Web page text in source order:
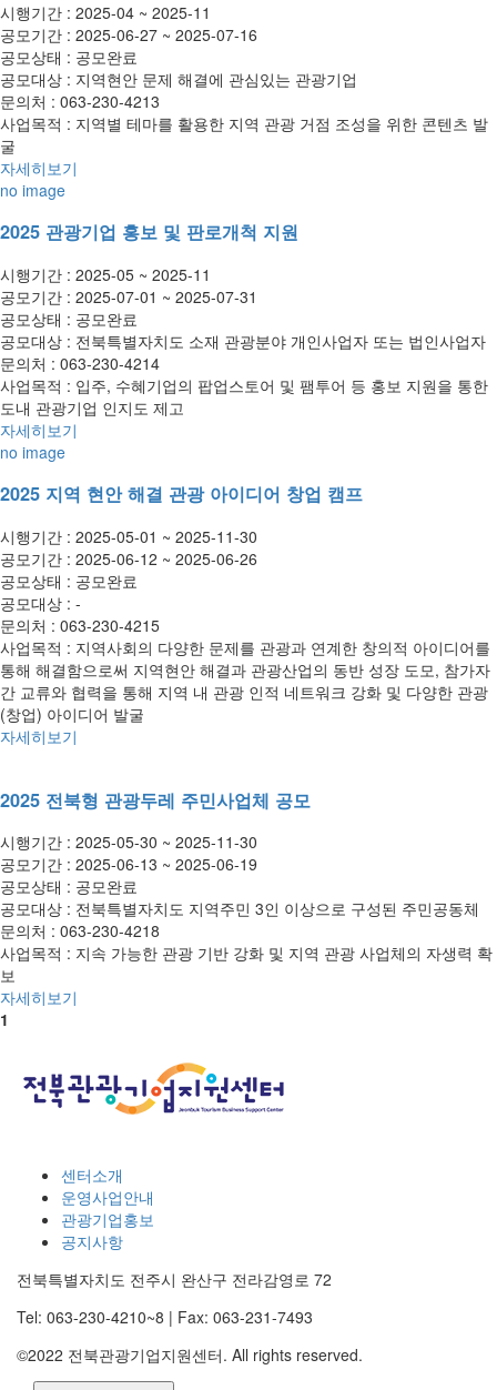
시행기간 : 2025-04 ~ 2025-11
공모기간 : 2025-06-27 ~ 2025-07-16
공모상태 : 공모완료
공모대상 : 지역현안 문제 해결에 관심있는 관광기업
문의처 : 063-230-4213
사업목적 : 지역별 테마를 활용한 지역 관광 거점 조성을 위한 콘텐츠 발
굴
자세히보기
no image
2025 관광기업 홍보 및 판로개척 지원
시행기간 : 2025-05 ~ 2025-11
공모기간 : 2025-07-01 ~ 2025-07-31
공모상태 : 공모완료
공모대상 : 전북특별자치도 소재 관광분야 개인사업자 또는 법인사업자
문의처 : 063-230-4214
사업목적 : 입주, 수혜기업의 팝업스토어 및 팸투어 등 홍보 지원을 통한
도내 관광기업 인지도 제고
자세히보기
no image
2025 지역 현안 해결 관광 아이디어 창업 캠프
시행기간 : 2025-05-01 ~ 2025-11-30
공모기간 : 2025-06-12 ~ 2025-06-26
공모상태 : 공모완료
공모대상 : -
문의처 : 063-230-4215
사업목적 : 지역사회의 다양한 문제를 관광과 연계한 창의적 아이디어를
통해 해결함으로써 지역현안 해결과 관광산업의 동반 성장 도모, 참가자
간 교류와 협력을 통해 지역 내 관광 인적 네트워크 강화 및 다양한 관광
(창업) 아이디어 발굴
자세히보기
2025 전북형 관광두레 주민사업체 공모
시행기간 : 2025-05-30 ~ 2025-11-30
공모기간 : 2025-06-13 ~ 2025-06-19
공모상태 : 공모완료
공모대상 : 전북특별자치도 지역주민 3인 이상으로 구성된 주민공동체
문의처 : 063-230-4218
사업목적 : 지속 가능한 관광 기반 강화 및 지역 관광 사업체의 자생력 확
보
자세히보기
1
센터소개
운영사업안내
관광기업홍보
공지사항
전북특별자치도 전주시 완산구 전라감영로 72
Tel: 063-230-4210~8 | Fax: 063-231-7493
©2022 전북관광기업지원센터. All rights reserved.